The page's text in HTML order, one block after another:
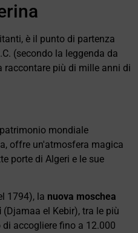
è il punto di partenza
(secondo la leggenda da
raccontare più di mille anni di
mondiale
offre un'atmosfera magica
porte di Algeri e le sue
1794), la nuova moschea
(Djamaa el Kebir), tra le più
accogliere fino a 12.000